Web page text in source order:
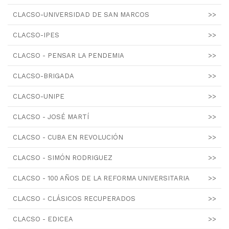
CLACSO-UNIVERSIDAD DE SAN MARCOS >>
CLACSO-IPES >>
CLACSO - PENSAR LA PENDEMIA >>
CLACSO-BRIGADA >>
CLACSO-UNIPE >>
CLACSO - JOSÉ MARTÍ >>
CLACSO - CUBA EN REVOLUCIÓN >>
CLACSO - SIMÓN RODRIGUEZ >>
CLACSO - 100 AÑOS DE LA REFORMA UNIVERSITARIA >>
CLACSO - CLÁSICOS RECUPERADOS >>
CLACSO - EDICEA >>